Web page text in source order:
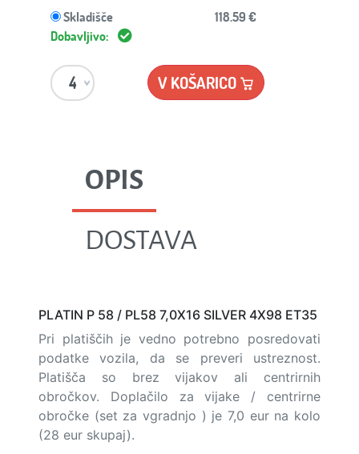
Skladišče
118.59 €
Dobavljivo:
V KOŠARICO
OPIS
DOSTAVA
PLATIN P 58 / PL58 7,0X16 SILVER 4X98 ET35
Pri platiščih je vedno potrebno posredovati
podatke vozila, da se preveri ustreznost.
Platišča so brez vijakov ali centrirnih
obročkov. Doplačilo za vijake / centrirne
obročke (set za vgradnjo ) je 7,0 eur na kolo
(28 eur skupaj).